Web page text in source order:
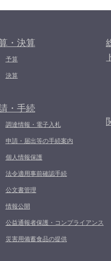
・決算
予算
決算
・手続
調達情報・電子入札
申請・届出等の手続案内
個人情報保護
法令適用事前確認手続
公文書管理
情報公開
公益通報者保護・コンプライアンス
災害用備蓄食品の提供